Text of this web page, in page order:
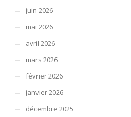
juin 2026
mai 2026
avril 2026
mars 2026
février 2026
janvier 2026
décembre 2025